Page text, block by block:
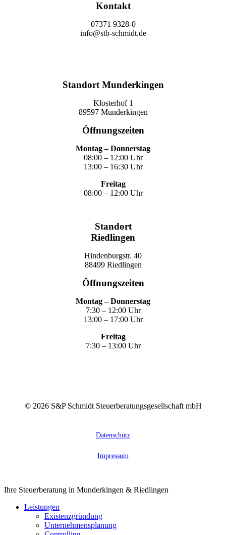
Kontakt
07371 9328-0
info@stb-schmidt.de
Standort Munderkingen
Klosterhof 1
89597 Munderkingen
Öffnungszeiten
Montag – Donnerstag
08:00 – 12:00 Uhr
13:00 – 16:30 Uhr
Freitag
08:00 – 12:00 Uhr
Standort
Riedlingen
Hindenburgstr. 40
88499 Riedlingen
Öffnungszeiten
Montag – Donnerstag
7:30 – 12:00 Uhr
13:00 – 17:00 Uhr
Freitag
7:30 – 13:00 Uhr
© 2026S&P Schmidt Steuerberatungsgesellschaft mbH
Datenschutz
Impressum
Close
Ihre Steuerberatung in Munderkingen & Riedlingen
Leistungen
Existenzgründung
Unternehmensplanung